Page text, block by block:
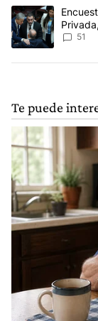
Un artículo de
51